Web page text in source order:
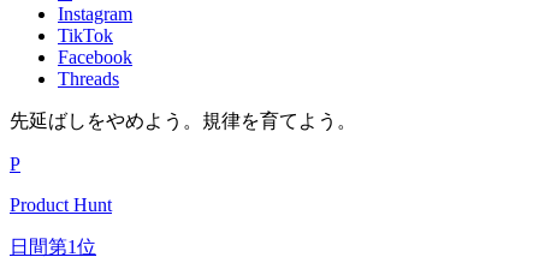
Instagram
TikTok
Facebook
Threads
先延ばしをやめよう。規律を育てよう。
P
Product Hunt
日間第1位